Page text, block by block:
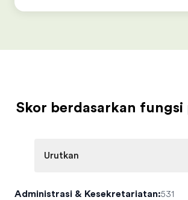
Skor berdasarkan fungsi
Urutkan
Administrasi & Kesekretariatan:531